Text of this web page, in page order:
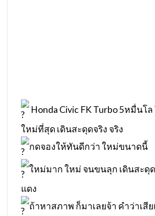
Honda Civic FK Turbo 5หมื่นโ
ใหม่ที่สุด เดินสะดุดจริง จริง
กดจองให้ทันดีกว่า ใหม่ขนาดนี้
ใหม่มาก ใหม่ จนขนลุก เดินสะดุ
แดง
ถ้าหาสภาพ ก็มาเลยจ้า คำว่าเสี